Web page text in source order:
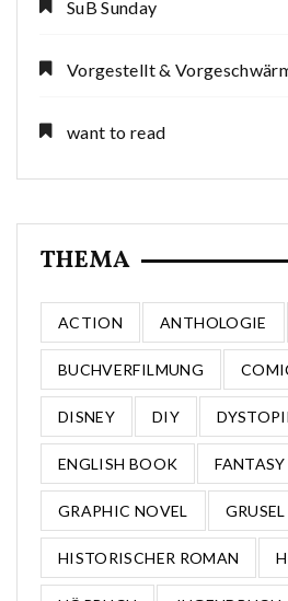
SuB Sunday
Vorgestellt &
want to read
THEMA
ACTION ANTHOLOGIE
BUCHVERFILMUNG
DISNEY DIY
ENGLISH BOOK FANTASY
GRAPHIC NOVEL GRUSEL
HISTORISCHER ROMAN